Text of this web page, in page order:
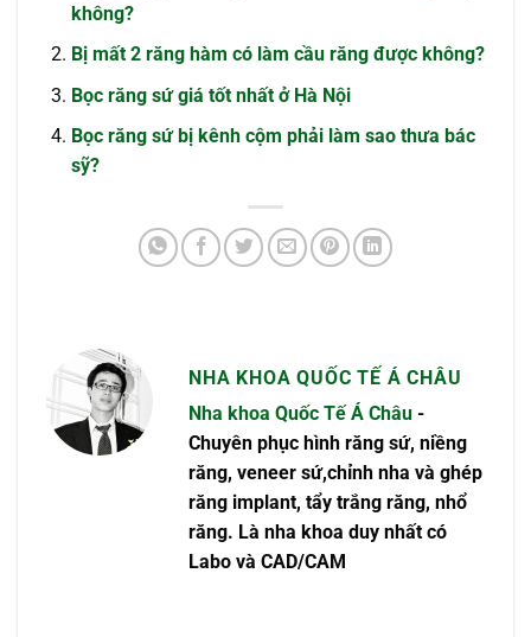
không?
Bị mất 2 răng hàm có làm cầu răng được không?
Bọc răng sứ giá tốt nhất ở Hà Nội
Bọc răng sứ bị kênh cộm phải làm sao thưa bác
sỹ?
NHA KHOA QUỐC TẾ Á CHÂU
Nha khoa Quốc Tế Á Châu -
Chuyên phục hình răng sứ, niềng
răng, veneer sứ,chỉnh nha và ghép
răng implant, tẩy trắng răng, nhổ
răng. Là nha khoa duy nhất có
Labo và CAD/CAM